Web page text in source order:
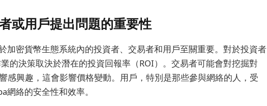
或用戶提出問題的重要性
加密貨幣生態系統內的投資者、交易者和用戶至關重要。對於投資者
的決策取決於潛在的投資回報率（ROI）。交易者可能會對挖掘對
感興趣，這會影響價格變動。用戶，特別是那些參與網絡的人，受
網絡的安全性和效率。